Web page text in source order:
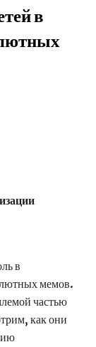
в
в
мемов.
частью
как они